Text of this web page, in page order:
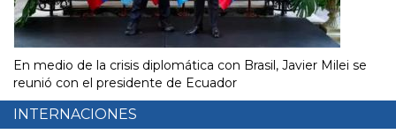
En medio de la crisis diplomática con Brasil, Javier Milei se
reunió con el presidente de Ecuador
INTERNACIONES